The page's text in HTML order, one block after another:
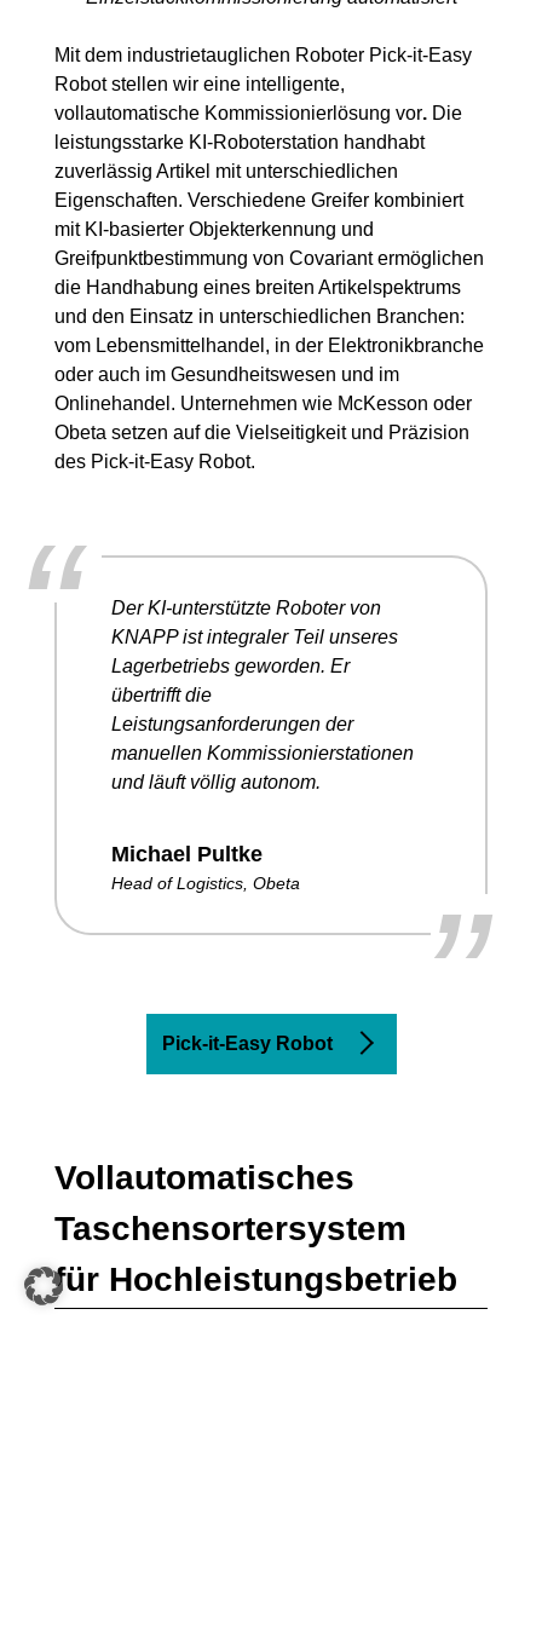
Mit dem industrietauglichen Roboter Pick-it-Easy
Robot stellen wir eine intelligente,
vollautomatische Kommissionierlösung vor. Die
leistungsstarke KI-Roboterstation handhabt
zuverlässig Artikel mit unterschiedlichen
Eigenschaften. Verschiedene Greifer kombiniert
mit KI-basierter Objekterkennung und
Greifpunktbestimmung von Covariantermöglichen
die Handhabung eines breiten Artikelspektrums
und den Einsatz in unterschiedlichen Branchen:
vom Lebensmittelhandel, in der Elektronikbranche
oder auch im Gesundheitswesen und im
Onlinehandel. Unternehmen wie McKesson oder
Obeta setzen auf die Vielseitigkeit und Präzision
des Pick-it-Easy Robot.
“
”
Der KI-unterstützte Roboter von
KNAPP ist integraler Teil unseres
Lagerbetriebs geworden. Er
übertrifft die
Leistungsanforderungen der
manuellen Kommissionierstationen
und läuft völlig autonom.
Michael Pultke
Head of Logistics, Obeta
Pick-it-Easy Robot
Vollautomatisches
Taschensortersystem
für Hochleistungsbetrieb